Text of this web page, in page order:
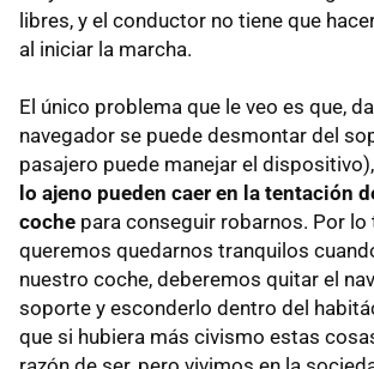
libres, y el conductor no tiene que
al iniciar la marcha.
El único problema que le veo es que,
navegador se puede desmontar del
pasajero puede manejar el dispositivo),
lo ajeno pueden caer en la tentación
coche para conseguir robarnos. Por lo
queremos quedarnos tranquilos
nuestro coche, deberemos quitar el
soporte y esconderlo dentro del
que si hubiera más civismo estas